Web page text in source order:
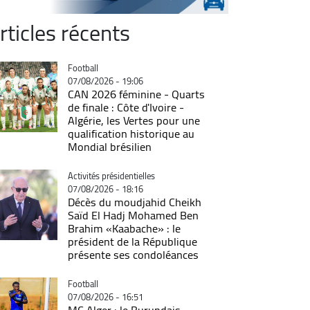
récents
Catégorie
Football
07/08/2026 - 19:06
CAN 2026 féminine - Quarts
de finale : Côte d'Ivoire -
Algérie, les Vertes pour une
qualification historique au
Mondial brésilien
Catégorie
Activités présidentielles
07/08/2026 - 18:16
Décès du moudjahid Cheikh
Saïd El Hadj Mohamed Ben
Brahim «Kaabache» : le
président de la République
présente ses condoléances
Catégorie
Football
07/08/2026 - 16:51